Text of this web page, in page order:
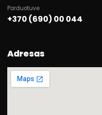
Parduotuvė
+370 (690) 00 044
Adresas